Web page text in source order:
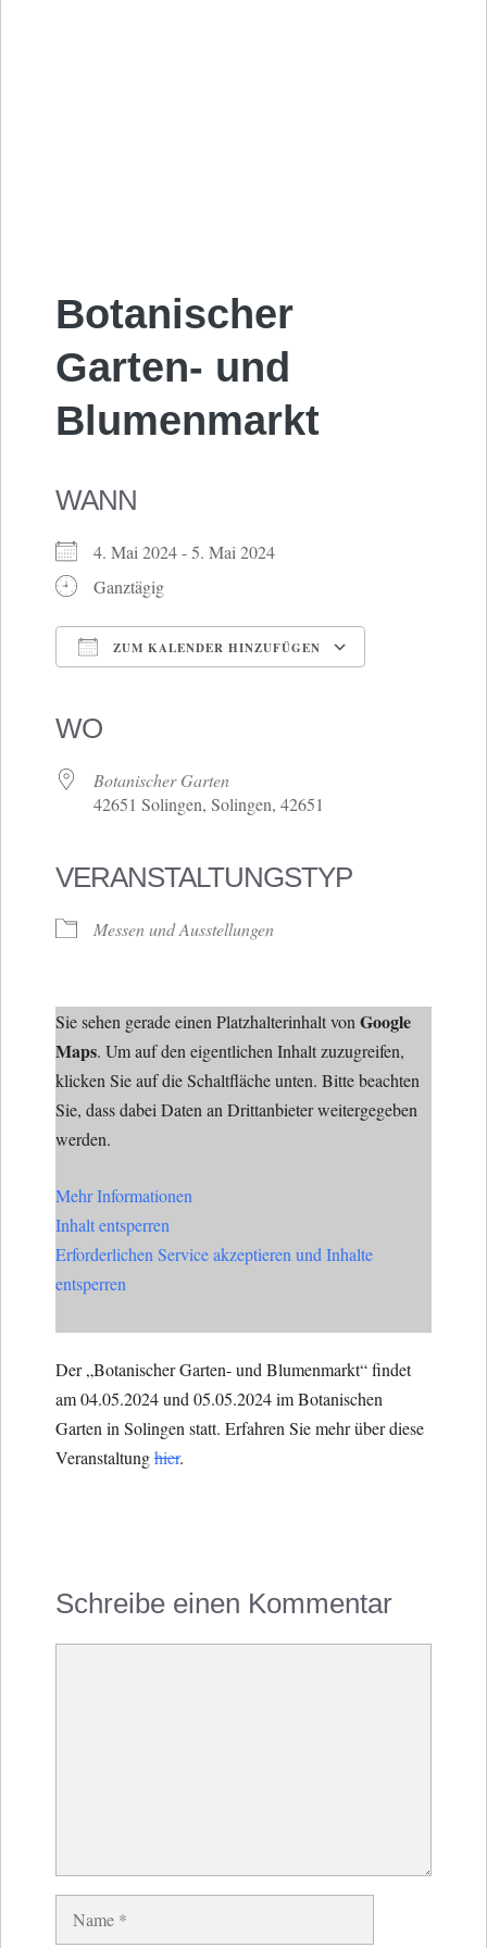
Botanischer
Garten- und
Blumenmarkt
WANN
4. Mai 2024 - 5. Mai 2024
Ganztägig
ZUM KALENDER HINZUFÜGEN
WO
Botanischer Garten
42651 Solingen, Solingen, 42651
VERANSTALTUNGSTYP
Messen und Ausstellungen
Sie sehen gerade einen Platzhalterinhalt von Google
Maps. Um auf den eigentlichen Inhalt zuzugreifen,
klicken Sie auf die Schaltfläche unten. Bitte beachten
Sie, dass dabei Daten an Drittanbieter weitergegeben
werden.
Mehr Informationen
Inhalt entsperren
Erforderlichen Service akzeptieren und Inhalte
entsperren
Der „Botanischer Garten- und Blumenmarkt“ findet
am 04.05.2024 und 05.05.2024 im Botanischen
Garten in Solingen statt. Erfahren Sie mehr über diese
Veranstaltunghier.
Schreibe einen Kommentar